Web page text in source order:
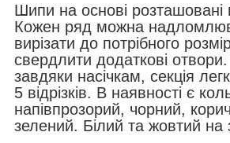
Шипи на основі розташовані
Кожен ряд можна
вирізати до потрібного
свердлити додаткові
завдяки насічкам, секція
5 відрізків. В наявності є
напівпрозорий, чорний,
зелений. Білий та жовтий на